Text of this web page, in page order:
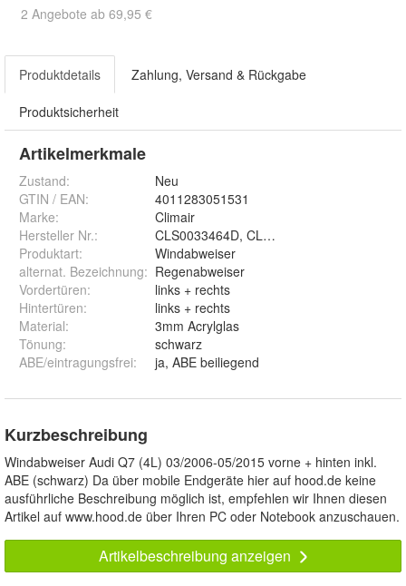
2 Angebote ab 69,95 €
Produktdetails Zahlung, Versand & Rückgabe
Produktsicherheit
Artikelmerkmale
Zustand:
Neu
GTIN / EAN:
4011283051531
Marke:
Climair
Hersteller Nr.:
CLS0033464D, CLI0044376
Produktart:
Windabweiser
alternat. Bezeichnung: Regenabweiser
Vordertüren:
links + rechts
Hintertüren:
links + rechts
Material:
3mm Acrylglas
Tönung:
schwarz
ABE/eintragungsfrei: ja, ABE beiliegend
Kurzbeschreibung
Windabweiser Audi Q7 (4L) 03/2006-05/2015 vorne + hinten inkl.
ABE (schwarz) Da über mobile Endgeräte hier auf hood.de keine
ausführliche Beschreibung möglich ist, empfehlen wir Ihnen diesen
Artikel auf www.hood.de über Ihren PC oder Notebook anzuschauen.
Artikelbeschreibung anzeigen